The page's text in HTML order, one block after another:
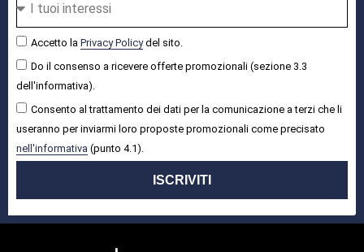
Accetto la Privacy Policydel sito.
Do il consenso a ricevere offerte promozionali (sezione 3.3
dell'informativa).
Consento al trattamento dei dati per la comunicazione a terzi che li
useranno per inviarmi loro proposte promozionali come precisato
nell'informativa (punto 4.1).
ISCRIVITI